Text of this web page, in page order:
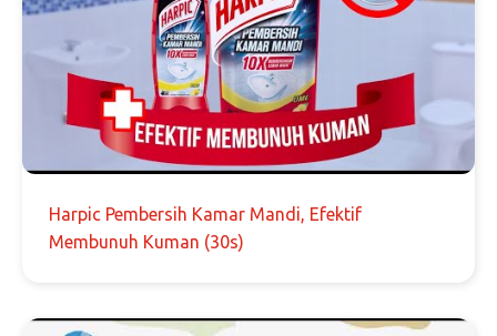
Harpic Pembersih Kamar Mandi, Efektif
Membunuh Kuman (30s)